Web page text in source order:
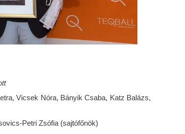
Vicsek Nóra, Bányik Csaba, Katz Balázs,
Petri Zsófia (sajtófőnök)